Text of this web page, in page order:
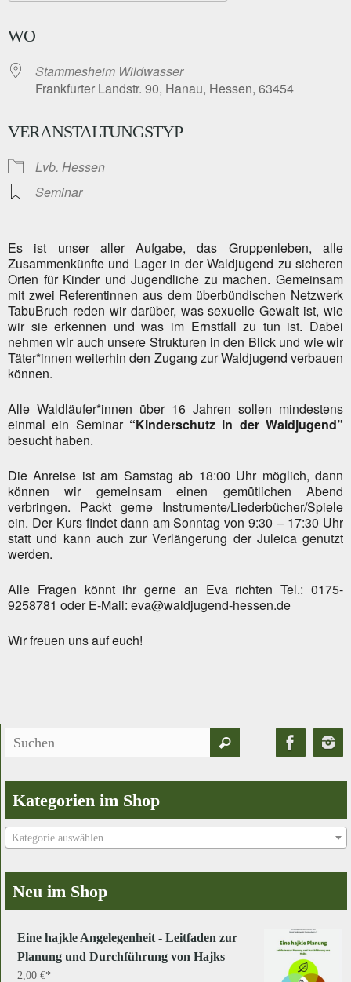
WO
Stammesheim Wildwasser
Frankfurter Landstr. 90, Hanau, Hessen, 63454
VERANSTALTUNGSTYP
Lvb. Hessen
Seminar
Es ist unser aller Aufgabe, das Gruppenleben, alle
Zusammenkünfte und Lager in der Waldjugend zu sicheren
Orten für Kinder und Jugendliche zu machen. Gemeinsam
mit zwei Referentinnen aus dem überbündischen Netzwerk
TabuBruch reden wir darüber, was sexuelle Gewalt ist, wie
wir sie erkennen und was im Ernstfall zu tun ist. Dabei
nehmen wir auch unsere Strukturen in den Blick und wie wir
Täter*innen weiterhin den Zugang zur Waldjugend verbauen
können.
Alle Waldläufer*innen über 16 Jahren sollen mindestens
einmal ein Seminar “Kinderschutz in der Waldjugend”
besucht haben.
Die Anreise ist am Samstag ab 18:00 Uhr möglich, dann
können wir gemeinsam einen gemütlichen Abend
verbringen. Packt gerne Instrumente/Liederbücher/Spiele
ein. Der Kurs findet dann am Sonntag von 9:30 – 17:30 Uhr
statt und kann auch zur Verlängerung der Juleica genutzt
werden.
Alle Fragen könnt ihr gerne an Eva richten Tel.: 0175-
9258781 oder E-Mail: eva@waldjugend-hessen.de
Wir freuen uns auf euch!
Suchen
Kategorien im Shop
Kategorie auswählen
Neu im Shop
Eine hajkle Angelegenheit - Leitfaden zur
Planung und Durchführung von Hajks
2,00 €